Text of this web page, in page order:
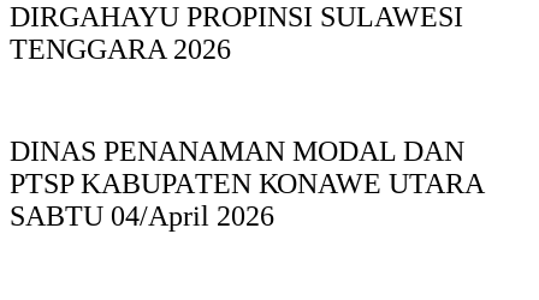
DIRGAHAYU PROPINSI SULAWESI
TENGGARA 2026
DINAS PΕΝΑΝΑΜAN MODAL DAN
PTSP KABUPAΤΕΝ ΚΟNAWE UTARA
SABTU 04/April 2026